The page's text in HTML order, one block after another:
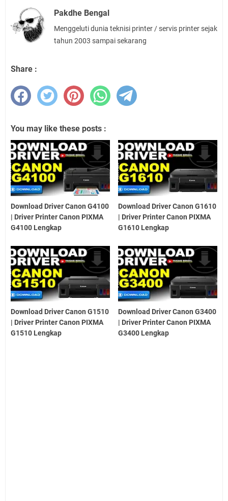
Pakdhe Bengal
Menggeluti dunia teknisi printer / servis printer sejak
tahun 2003 sampai sekarang
Share :
You may like these posts :
Download Driver Canon G4100
| Driver Printer Canon PIXMA
G4100 Lengkap
Download Driver Canon G1610
| Driver Printer Canon PIXMA
G1610 Lengkap
Download Driver Canon G1510
| Driver Printer Canon PIXMA
G1510 Lengkap
Download Driver Canon G3400
| Driver Printer Canon PIXMA
G3400 Lengkap